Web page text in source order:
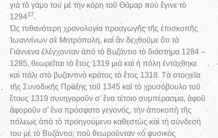
γιὰ τὸ γάμο του μὲ τὴν κόρη τοῦ Θάμαρ ποὺ ἔγινε τὸ
129437.
Ὡς πιθανότερη χρονολογία προαγωγῆς τῆς ἐπισκοπῆς
Ἰωαννίνων σὲ Μητρόπολη, καὶ ἂν δεχθοῦμε ὅτι τὰ
Γιάννενα ἐλέγχονταν ἀπὸ τὸ Βυζάντιο τὸ διάστημα 1284 –
1285, θεωρεῖται τὸ ἔτος 1319 μιὰ καὶ ἡ πόλη ἐντάχθηκε
καὶ πάλι στὸ βυζαντινὸ κράτος τὸ ἔτος 1318. Τὰ στοιχεῖα
τῆς Συνοδικῆς Πράξης τοῦ 1345 καὶ τὸ χρυσόβουλο τοῦ
ἔτους 1319 συνηγοροῦν σ’ ἕνα τέτοιο συμπέρασμα, ἀφοῦ
ἀφοροῦν σ’ ἕνα πρόσφατο γεγονός, τὴν ἀποκοπὴ τῆς
πόλεως ἀπὸ τὸ προηγούμενο καθεστὼς καὶ τὴ σύνδεσή
του μὲ τὸ Βυζάντιο, ποὺ θεωροῦνταν «ὁ φυσικὸς